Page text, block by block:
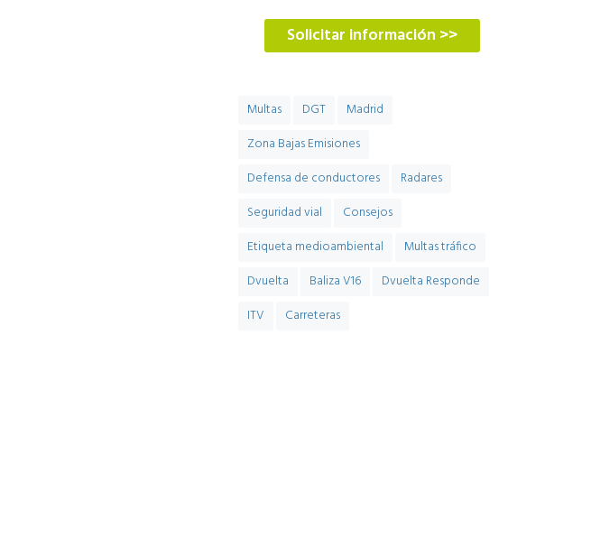
Solicitar información >>
Multas DGT
Madrid
Zona Bajas Emisiones
Defensa de conductores
Radares
Seguridad vial
Consejos
Etiqueta medioambiental
Multas tráfico
Dvuelta
Baliza V16
Dvuelta Responde
ITV
Carreteras